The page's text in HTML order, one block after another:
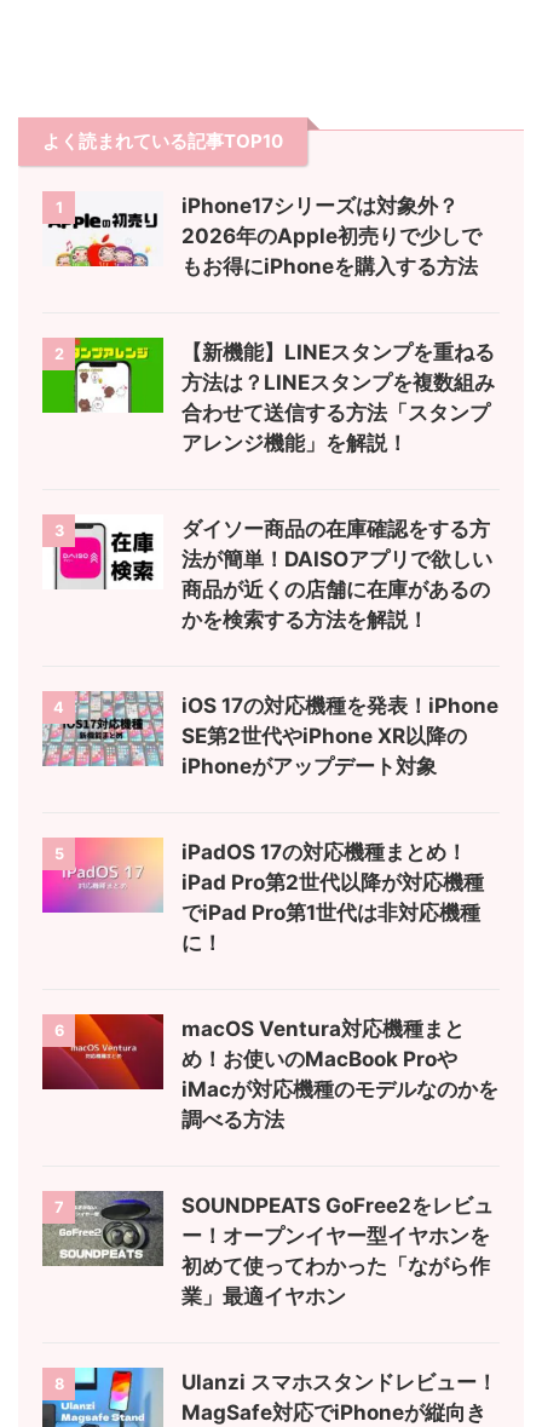
よく読まれている記事TOP10
1
iPhone17シリーズは対象外？
2026年のApple初売りで少しで
もお得にiPhoneを購入する方法
2
【新機能】LINEスタンプを重ねる
方法は？LINEスタンプを複数組み
合わせて送信する方法「スタンプ
アレンジ機能」を解説！
3
ダイソー商品の在庫確認をする方
法が簡単！DAISOアプリで欲しい
商品が近くの店舗に在庫があるの
かを検索する方法を解説！
4
iOS 17の対応機種を発表！iPhone
SE第2世代やiPhone XR以降の
iPhoneがアップデート対象
5
iPadOS 17の対応機種まとめ！
iPad Pro第2世代以降が対応機種
でiPad Pro第1世代は非対応機種
に！
6
macOS Ventura対応機種まと
め！お使いのMacBook Proや
iMacが対応機種のモデルなのかを
調べる方法
7
SOUNDPEATS GoFree2をレビュ
ー！オープンイヤー型イヤホンを
初めて使ってわかった「ながら作
業」最適イヤホン
8
Ulanzi スマホスタンドレビュー！
MagSafe対応でiPhoneが縦向き